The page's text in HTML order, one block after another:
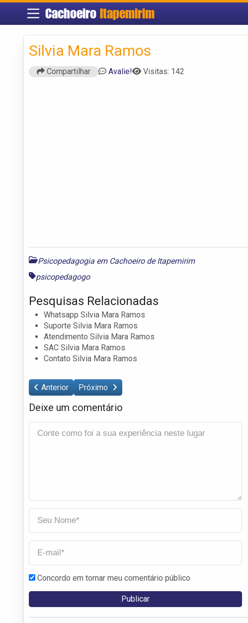
Cachoeiro Itapemirim
Silvia Mara Ramos
Compartilhar Avalie! Visitas: 142
Psicopedagogia em Cachoeiro de Itapemirim
psicopedagogo
Pesquisas Relacionadas
Whatsapp Silvia Mara Ramos
Suporte Silvia Mara Ramos
Atendimento Silvia Mara Ramos
SAC Silvia Mara Ramos
Contato Silvia Mara Ramos
Anterior Próximo
Deixe um comentário
Concordo em tornar meu comentário público